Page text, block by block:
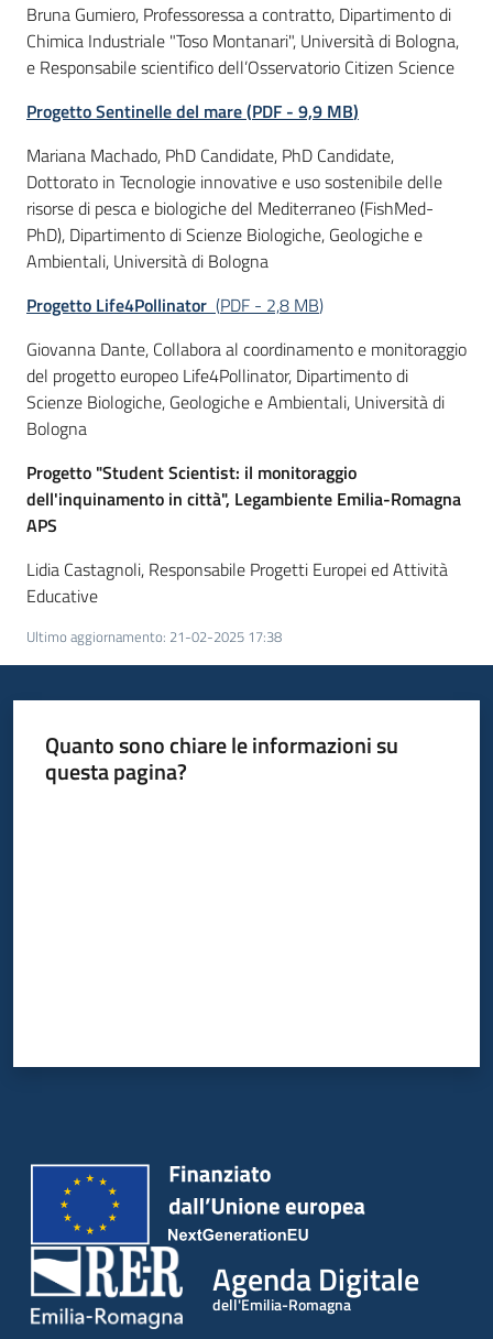
Bruna Gumiero, Professoressa a contratto, Dipartimento di
Chimica Industriale "Toso Montanari", Università di Bologna,
e Responsabile scientifico dell’Osservatorio Citizen Science
Progetto Sentinelle del mare(PDF - 9,9 MB)
Mariana Machado, PhD Candidate, PhD Candidate,
Dottorato in Tecnologie innovative e uso sostenibile delle
risorse di pesca e biologiche del Mediterraneo (FishMed-
PhD), Dipartimento di Scienze Biologiche, Geologiche e
Ambientali, Università di Bologna
Progetto Life4Pollinator (PDF - 2,8 MB)
Giovanna Dante, Collabora al coordinamento e monitoraggio
del progetto europeo Life4Pollinator, Dipartimento di
Scienze Biologiche, Geologiche e Ambientali, Università di
Bologna
Progetto "Student Scientist: il monitoraggio
dell'inquinamento in città", Legambiente Emilia-Romagna
APS
Lidia Castagnoli, Responsabile Progetti Europei ed Attività
Educative
Ultimo aggiornamento: 21-02-2025 17:38
Quanto sono chiare le informazioni su
questa pagina?
Agenda Digitale
dell'Emilia-Romagna